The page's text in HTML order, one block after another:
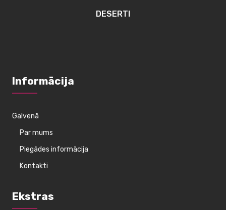
DESERTI
Informācija
Galvenā
Par mums
Piegādes informācija
Kontakti
Ekstras